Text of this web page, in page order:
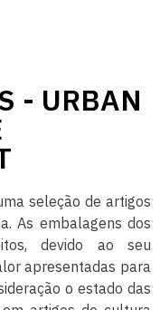
- URBAN
seleção de artigos
As embalagens dos
devido ao seu
apresentadas para
o estado das